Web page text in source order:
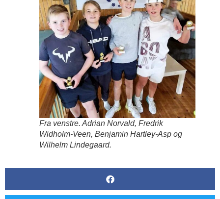
Fra venstre. Adrian Norvald, Fredrik
Widholm-Veen, Benjamin Hartley-Asp og
Wilhelm Lindegaard.